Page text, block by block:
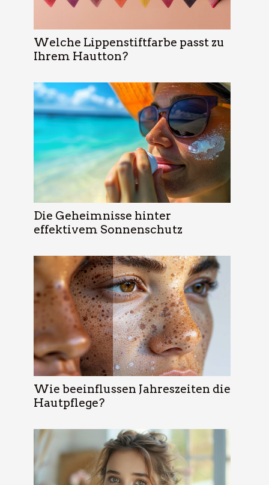
Welche Lippenstiftfarbe passt zu
Ihrem Hautton?
Die Geheimnisse hinter
effektivem Sonnenschutz
Wie beeinflussen Jahreszeiten die
Hautpflege?